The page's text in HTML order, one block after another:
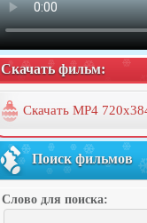
Скачать фильм:
Скачать MP4
Поиск фильмов
Слово для поиска: